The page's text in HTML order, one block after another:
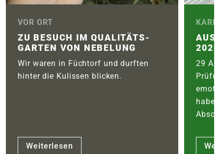
VOR ORT
ZU BESUCH IM QUALITÄTS­
GARTEN VON NEBELUNG
Wir waren in Füchtorf und durften
hinter die Kulissen blicken.
Weiterlesen
2026
29